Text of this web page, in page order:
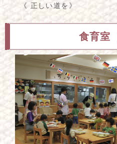
《 正しい道を》
食育室